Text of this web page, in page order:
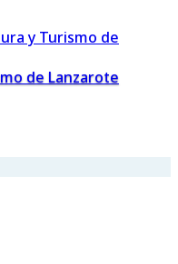
de Lanzarote